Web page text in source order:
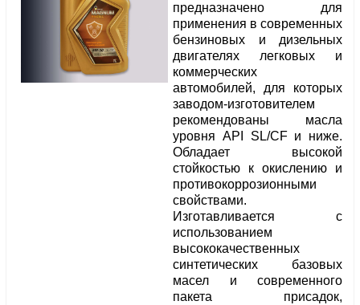
предназначено для
применения в современных
бензиновых и дизельных
двигателях легковых и
коммерческих
автомобилей, для которых
заводом-изготовителем
рекомендованы масла
уровня API SL/CF и ниже.
Обладает высокой
стойкостью к окислению и
противокоррозионными
свойствами.
Изготавливается с
использованием
высококачественных
синтетических базовых
масел и современного
пакета присадок,